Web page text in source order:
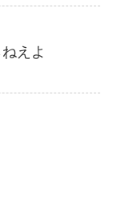
えよ